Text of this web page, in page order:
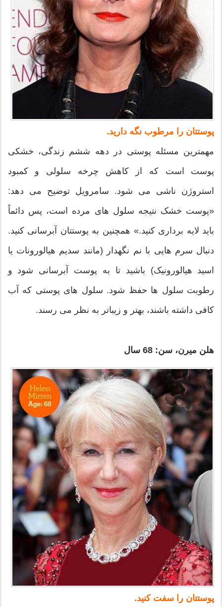
پوستتان را مرطوب نگه دارید.
مهمترین مسئله پوستی در دهه ششم زندگی، خشکی
پوست است که از کاهش چرخه سلولی و کمبود
استروژن ناشی می شود. سامرویل توضیح می دهد:
«پوست خشک نتیجه سلول های مرده است، پس دائماً
باید لایه برداری کنید.» همچنین به پوستتان آبرسانی کنید.
دنبال سرم هایی با نم نگهدار (مانند سدیم هیالورونات یا
اسید هیالورونیک) باشید تا به پوست آبرسانی شود و
رطوبت سلول ها حفظ شود. سلول های پوستی که آب
کافی داشته باشند، بهتر و زیباتر به نظر می رسند.
هلن میرن، سن: 68 سال
پوستتان را سفت کنید.